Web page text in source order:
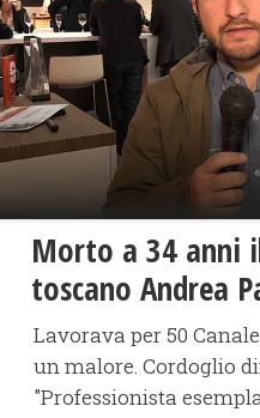
Morto a 34 anni
toscano Andrea
Lavorava per 50
un malore. Cordoglio
"Professionista